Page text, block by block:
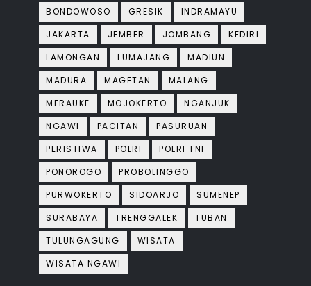
BONDOWOSO
GRESIK
INDRAMAYU
JAKARTA
JEMBER JOMBANG
KEDIRI
LAMONGAN
LUMAJANG
MADIUN
MADURA
MAGETAN
MALANG
MERAUKE
MOJOKERTO
NGANJUK
NGAWI
PACITAN
PASURUAN
PERISTIWA
POLRI
POLRI TNI
PONOROGO
PROBOLINGGO
PURWOKERTO
SIDOARJO
SUMENEP
SURABAYA
TRENGGALEK
TUBAN
TULUNGAGUNG
WISATA
WISATA NGAWI